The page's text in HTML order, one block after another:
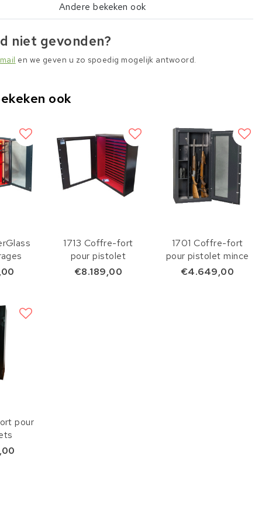
Andere bekeken ook
niet gevonden?
mail en we geven u zo spoedig mogelijk antwoord.
ook
1713 Coffre-fort
pour pistolet
PantzerGlass
€8.189,00
1701 Coffre-fort
pour pistolet mince
€4.649,00
pour